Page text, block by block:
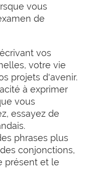
vous
de
vos
votre vie
projets d'avenir.
à exprimer
vous
essayez de
phrases plus
conjonctions,
présent et le